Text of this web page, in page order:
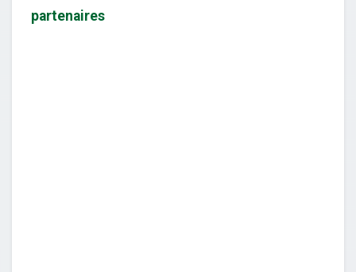
partenaires